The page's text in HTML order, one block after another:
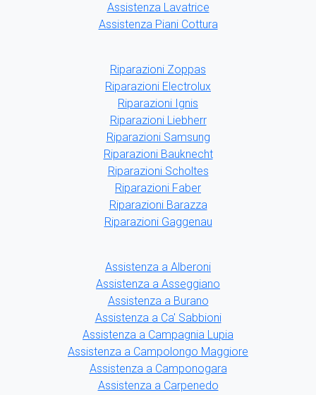
Assistenza Lavatrice
Assistenza Piani Cottura
Riparazioni Zoppas
Riparazioni Electrolux
Riparazioni Ignis
Riparazioni Liebherr
Riparazioni Samsung
Riparazioni Bauknecht
Riparazioni Scholtes
Riparazioni Faber
Riparazioni Barazza
Riparazioni Gaggenau
Assistenza a Alberoni
Assistenza a Asseggiano
Assistenza a Burano
Assistenza a Ca' Sabbioni
Assistenza a Campagnia Lupia
Assistenza a Campolongo Maggiore
Assistenza a Camponogara
Assistenza a Carpenedo